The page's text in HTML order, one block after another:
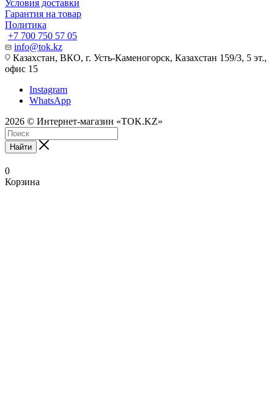
Условия доставки
Гарантия на товар
Политика
+7 700 750 57 05
info@tok.kz
Казахстан, ВКО, г. Усть-Каменогорск, Казахстан 159/3, 5 эт.,
офис 15
Instagram
WhatsApp
2026 © Интернет-магазин «TOK.KZ»
Найти
0
Корзина